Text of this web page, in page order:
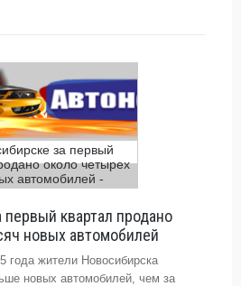
квартал продано
новых автомобилей
года жители Новосибирска
новых автомобилей, чем за